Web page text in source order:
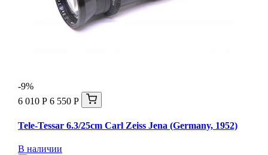
-9%
6 010 Р 6 550 Р
Tele-Tessar 6.3/25cm Carl Zeiss Jena (Germany, 1952)
В наличии